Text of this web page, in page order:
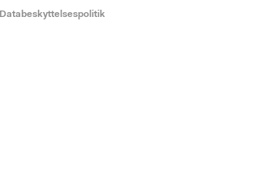
Databeskyttelsespolitik